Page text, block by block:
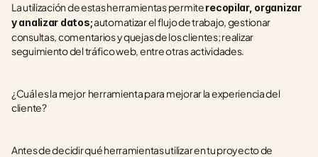
La utilización de estas herramientas permite recopilar, organizar
y analizar datos; automatizar el flujo de trabajo, gestionar
consultas, comentarios y quejas de los clientes; realizar
seguimiento del tráfico web, entre otras actividades.
¿Cuál es la mejor  herramienta para mejorar la experiencia del
cliente?
Antes de decidir qué herramientas utilizar en tu proyecto de